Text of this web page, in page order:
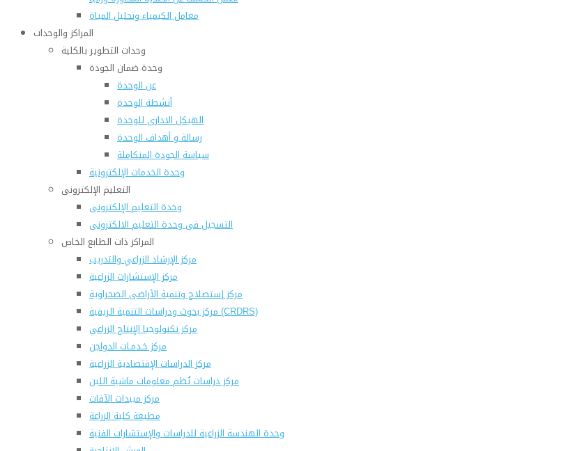
معامل الكيمياء وتحليل المياة
المراكز والوحدات
وحدات التطوير بالكلية
وحدة ضمان الجودة
عن الوحدة
أنشطة الوحدة
الهيكل الادارى للوحدة
رسالة و أهداف الوحدة
سياسة الجودة المتكاملة
وحدة الخدمات الإلكترونية
التعليم الإلكترونى
وحدة التعليم الإلكترونى
التسجيل فى وحدة التعليم الالكترونى
المراكز ذات الطابع الخاص
مركز الإرشاد الزراعي والتدريب
مركز الإستشارات الزراعية
مركز إستصلاح وتنمية الأراضى الصحراوية
مركز بحوث ودراسات التنمية الريفية (CRDRS)
مركز تكنولوجيا الإنتاج الزراعي
مركز خـدمـات الدواجن
مركز الدراسات الإقتصادية الزراعية
مركز دراسات نُظم معلومات ماشية اللبن
مركز مبيدات الآفات
مطبعة كلية الزراعة
وحدة الهندسة الزراعية للدراسات والإستشارات الفنية